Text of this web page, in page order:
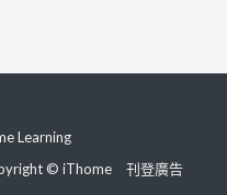
Learning
© iThome
刊登廣告